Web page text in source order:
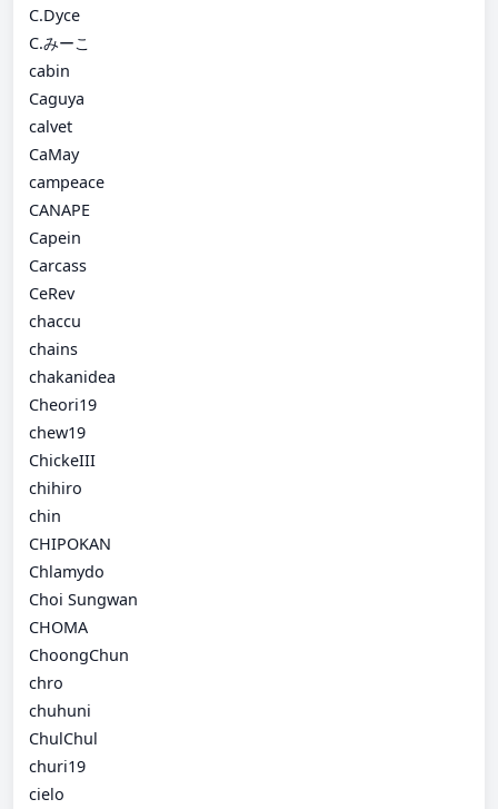
C.Dyce
C.みーこ
cabin
Caguya
calvet
CaMay
campeace
CANAPE
Capein
Carcass
CeRev
chaccu
chains
chakanidea
Cheori19
chew19
ChickeIII
chihiro
chin
CHIPOKAN
Chlamydo
Choi Sungwan
CHOMA
ChoongChun
chro
chuhuni
ChulChul
churi19
cielo